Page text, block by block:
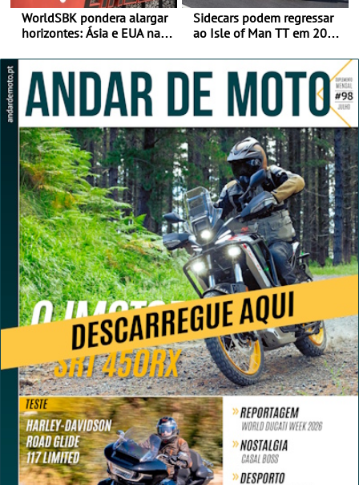
WorldSBK pondera alargar
horizontes: Ásia e EUA na
Sidecars podem regressar
ao Isle of Man TT em 2027